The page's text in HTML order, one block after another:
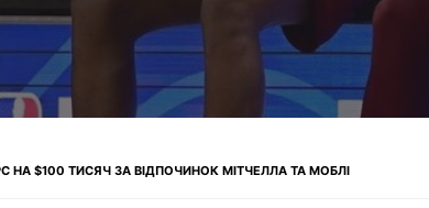
$100 ТИСЯЧ ЗА ВІДПОЧИНОК МІТЧЕЛЛА ТА МОБЛІ